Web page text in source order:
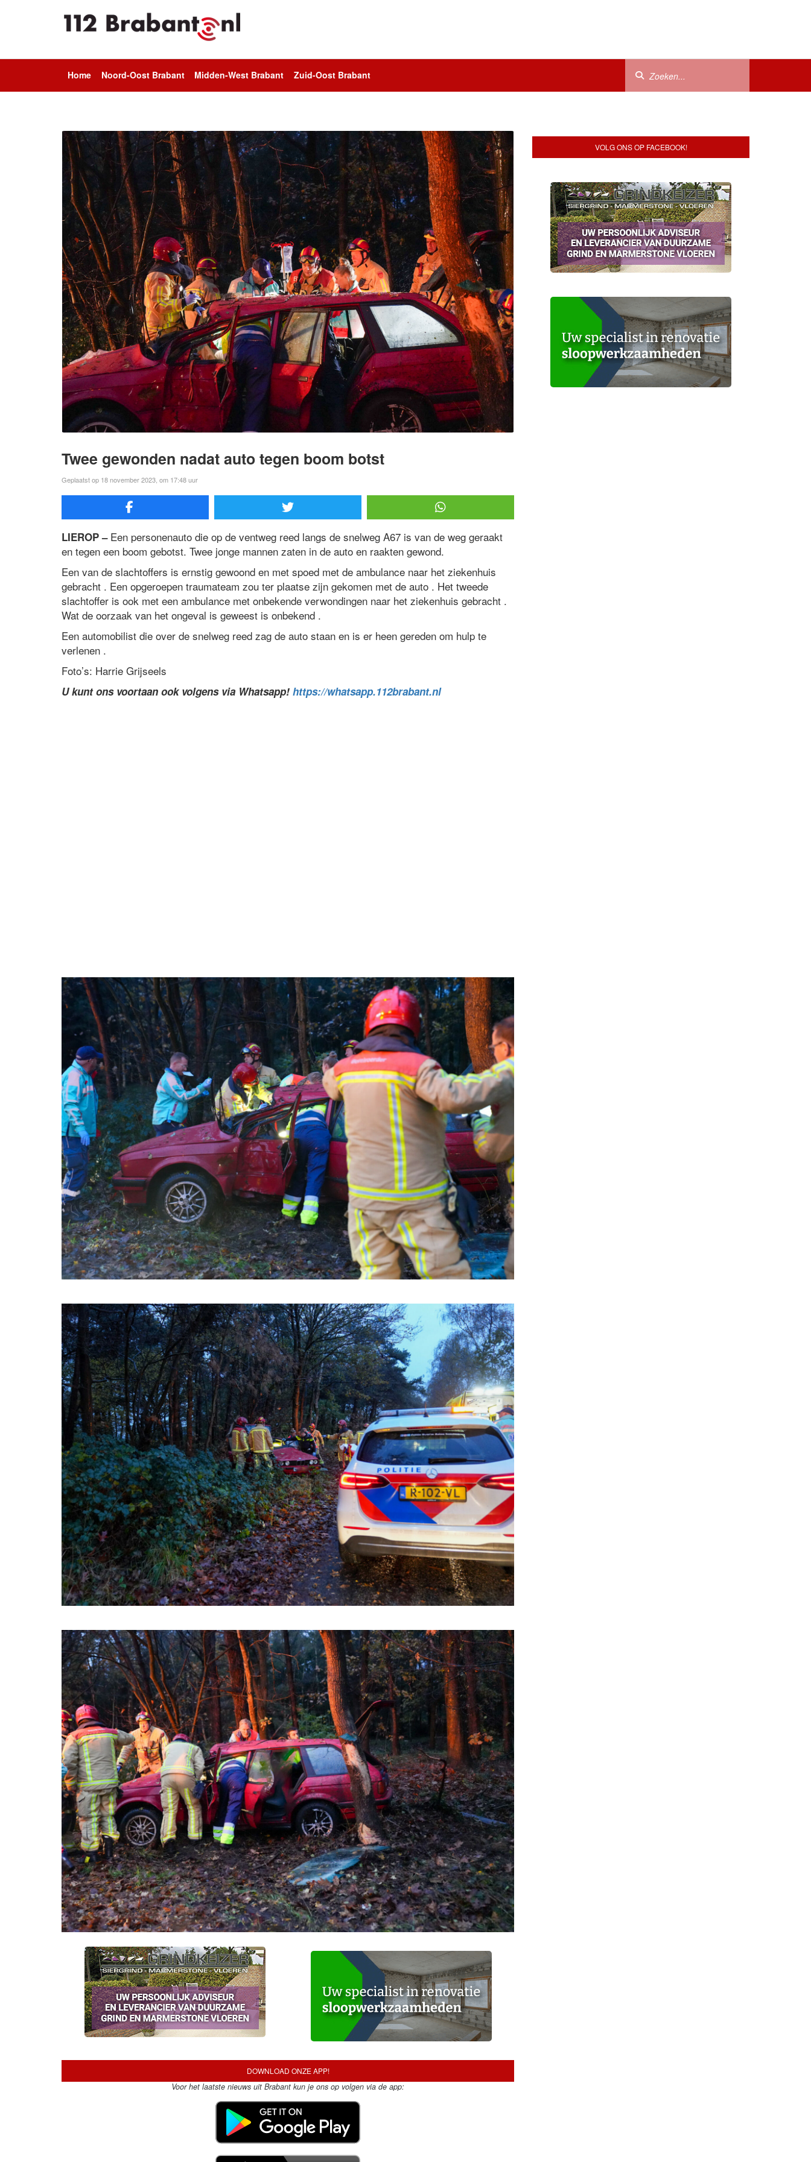
Home Noord-Oost Brabant Midden-West Brabant Zuid-Oost Brabant
Twee gewonden nadat auto tegen boom botst
Geplaatst op 18 november 2023, om 17:48 uur
LIEROP –Een personenauto die op de ventweg reed langs de snelweg A67 is van de weg geraakt
en tegen een boom gebotst. Twee jonge mannen zaten in de auto en raakten gewond.
Een van de slachtoffers is ernstig gewoond en met spoed met de ambulance naar het ziekenhuis
gebracht . Een opgeroepen traumateam zou ter plaatse zijn gekomen met de auto . Het tweede
slachtoffer is ook met een ambulance met onbekende verwondingen naar het ziekenhuis gebracht .
Wat de oorzaak van het ongeval is geweest is onbekend .
Een automobilist die over de snelweg reed zag de auto staan en is er heen gereden om hulp te
verlenen .
Foto’s: Harrie Grijseels
U kunt ons voortaan ook volgens via Whatsapp! https://whatsapp.112brabant.nl
DOWNLOAD ONZE APP!
Voor het laatste nieuws uit Brabant kun je ons op volgen via de app:
VOLG ONS OP FACEBOOK!